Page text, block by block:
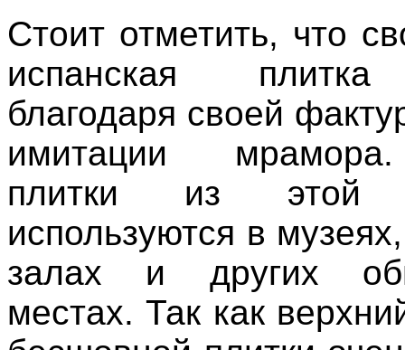
Стоит отметить, что
испанская
благодаря своей
имитации
плитки из этой
используются в
залах и других
местах. Так как